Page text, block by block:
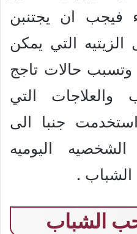
فيجب ان يجتنبن
التي يمكن
حالات تاجج
التي
جنبا الى
اليوميه
الشباب .
الشباب